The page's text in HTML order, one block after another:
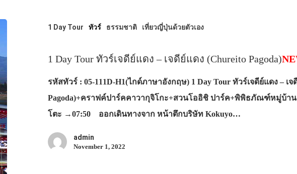
1 Day Tour ทัวร์ ธรรมชาติ เที่ยวญี่ปุ่นด้วยตัวเอง
1 Day Tour ทัวร์เจดีย์แดง – เจดีย์แดง (Chureito Pagoda)
รหัสทัวร์ : 05-111D-H1(ไกด์ภาษาอังกฤษ) 1 Day Tour ทัวร์เจดีย์แดง – เจ
Pagoda)+คราฟค์ปาร์คคาวากุจิโกะ+สวนโออิชิ ปาร์ค+พิพิธภัณฑ์หมู่บ้า
โตะ →07:50 ออกเดินทางจาก หน้าตึกบริษัท Kokuyo…
admin
November 1, 2022